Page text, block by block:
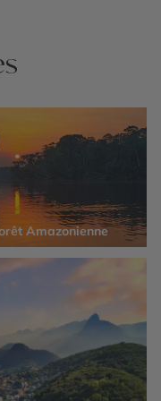
Amazonienne